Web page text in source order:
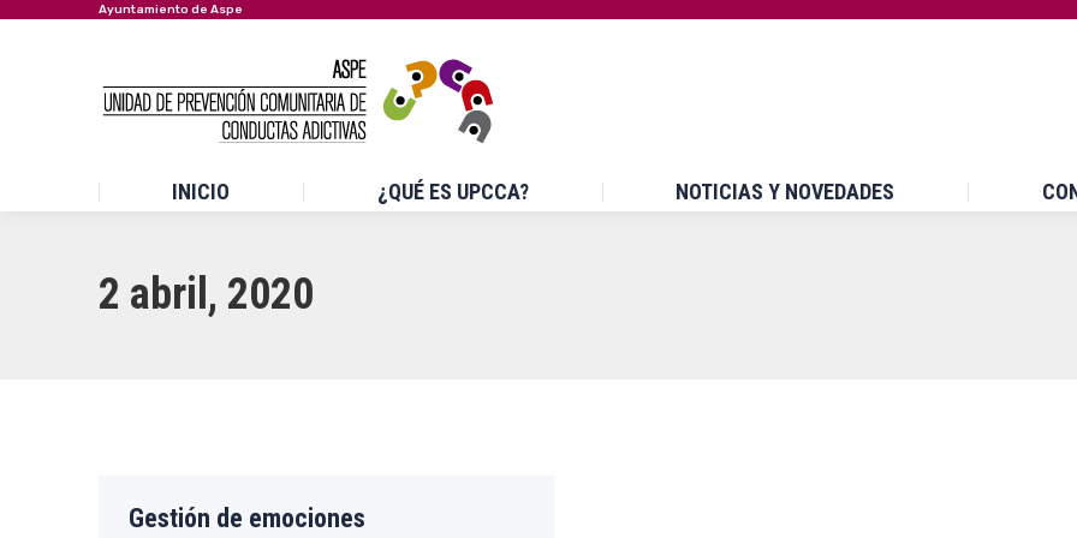
Ayuntamiento de Aspe
INICIO ¿QUÉ ES UPCCA? NOTICIAS Y NOVEDADES
2 abril, 2020
Gestión de emociones